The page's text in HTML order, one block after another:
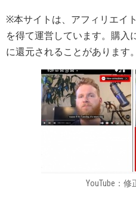
※本サイトは、アフィリエイ
を得て運営しています。購入
に還元されることがあります。
YouTube：